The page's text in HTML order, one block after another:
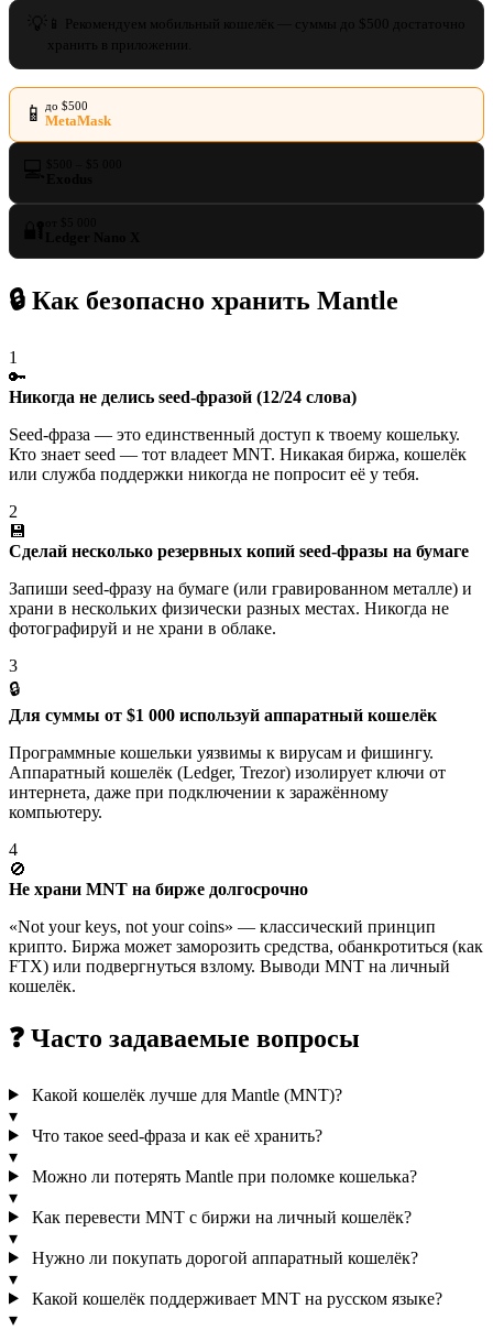
💡 📱 Рекомендуем мобильный кошелёк — суммы до $500 достаточно
хранить в приложении.
📱 до $500
MetaMask
🔒 Как безопасно хранить Mantle
1
🔑
Никогда не делись seed-фразой (12/24 слова)
Seed-фраза — это единственный доступ к твоему кошельку.
Кто знает seed — тот владеет MNT. Никакая биржа, кошелёк
или служба поддержки никогда не попросит её у тебя.
2
💾
Сделай несколько резервных копий seed-фразы на бумаге
Запиши seed-фразу на бумаге (или гравированном металле) и
храни в нескольких физически разных местах. Никогда не
фотографируй и не храни в облаке.
3
🔒
Для суммы от $1 000 используй аппаратный кошелёк
Программные кошельки уязвимы к вирусам и фишингу.
Аппаратный кошелёк (Ledger, Trezor) изолирует ключи от
интернета, даже при подключении к заражённому
компьютеру.
4
🚫
Не храни MNT на бирже долгосрочно
«Not your keys, not your coins» — классический принцип
крипто. Биржа может заморозить средства, обанкротиться (как
FTX) или подвергнуться взлому. Выводи MNT на личный
кошелёк.
❓ Часто задаваемые вопросы
Какой кошелёк лучше для Mantle (MNT)?
▾
Что такое seed-фраза и как её хранить?
▾
Можно ли потерять Mantle при поломке кошелька?
▾
Как перевести MNT с биржи на личный кошелёк?
▾
Нужно ли покупать дорогой аппаратный кошелёк?
▾
Какой кошелёк поддерживает MNT на русском языке?
▾